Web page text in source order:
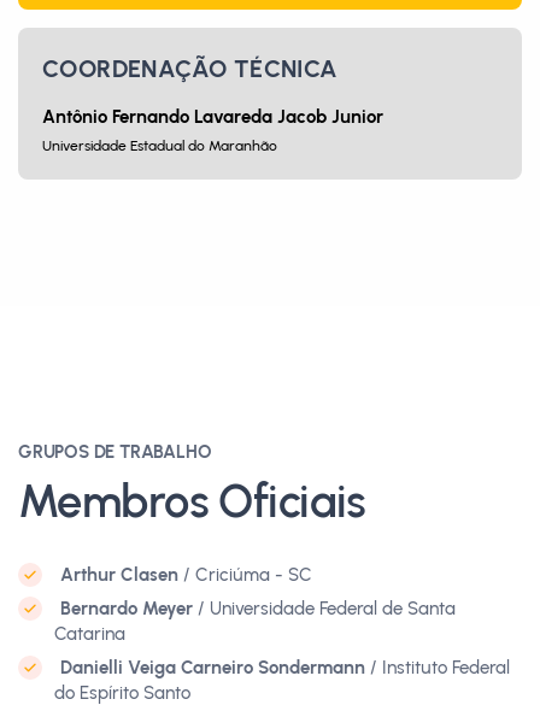
COORDENAÇÃO TÉCNICA
Antônio Fernando Lavareda Jacob Junior
Universidade Estadual do Maranhão
GRUPOS DE TRABALHO
Membros Oficiais
Arthur Clasen / Criciúma - SC
Bernardo Meyer / Universidade Federal de Santa
Catarina
Danielli Veiga Carneiro Sondermann / Instituto Federal
do Espírito Santo